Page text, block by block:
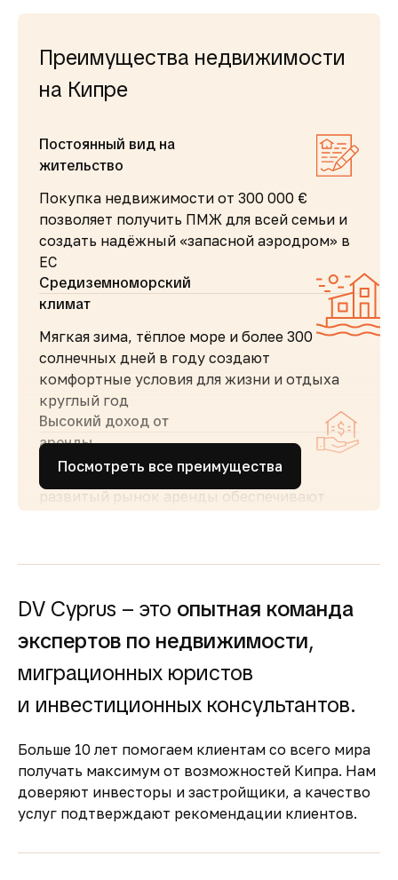
Преимущества недвижимости
на Кипре
Постоянный вид на
жительство
Покупка недвижимости от 300 000 €
позволяет получить ПМЖ для всей семьи и
создать надёжный «запасной аэродром» в
ЕС
Средиземноморский
климат
Мягкая зима, тёплое море и более 300
солнечных дней в году создают
комфортные условия для жизни и отдыха
круглый год
Высокий доход от
аренды
Стабильный туристический поток и
развитый рынок аренды обеспечивают
Простота покупки и
Покупка недвижимости на Кипре
сопровождается понятными юридическими
процедурами и минимальной бюрократией,
что делает процесс быстрым и безопасным
Безопасность и качество
Кипр входит в число самых безопасных
стран Европы, предлагая развитую
инфраструктуру, качественную медицину и
образование
Посмотреть все преимущества
DV Cyprus – это опытная команда
экспертов по недвижимости,
миграционных юристов
и инвестиционных консультантов.
Больше 10 лет помогаем клиентам со всего мира
получать максимум от возможностей Кипра. Нам
доверяют инвесторы и застройщики, а качество
услуг подтверждают рекомендации клиентов.